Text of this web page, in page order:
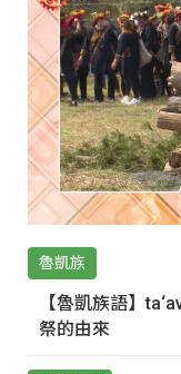
魯凱族
【魯凱族語】
祭的由來